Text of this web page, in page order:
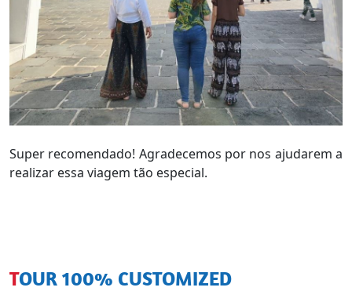
Super recomendado! Agradecemos por nos ajudarem a
realizar essa viagem tão especial.
TOUR 100% CUSTOMIZED